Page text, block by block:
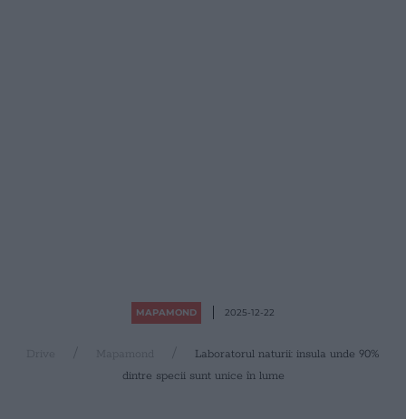
MAPAMOND 2025-12-22
Drive Mapamond
Laboratorul naturii: insula unde 90%
dintre specii sunt unice în lume